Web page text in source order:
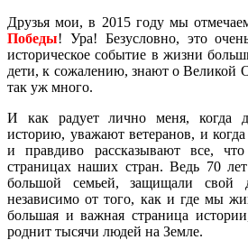
Друзья мои, в 2015 году мы
Победы! Ура! Безусловно, это
историческое событие в жизни
дети, к сожалению, знают о Великой
так уж много.
И как радует лично меня, когда
историю, уважают ветеранов, и
и правдиво рассказывают все,
страницах наших стран. Ведь 70
большой семьей, защищали
независимо от того, как и где мы
большая и важная страница
роднит тысячи людей на Земле.